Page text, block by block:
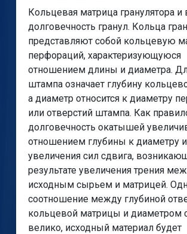
Кольцевая матрица гранулятора и
долговечность гранул. Кольца
представляют собой кольцевую
перфораций, характеризующуюся
отношением длины и диаметра.
штампа означает глубину
а диаметр относится к диаметру
или отверстий штампа. Как
долговечность окатышей
отношением глубины к диаметру
увеличения сил сдвига,
результате увеличения трения
исходным сырьем и матрицей.
соотношение между глубиной
кольцевой матрицы и диаметром
велико, исходный материал будет